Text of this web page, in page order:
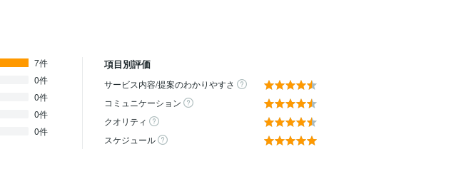
7件
0件
0件
0件
0件
項目別評価
サービス内容/提案のわかりやすさ
コミュニケーション
クオリティ
スケジュール